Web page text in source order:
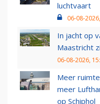
luchtvaart
06-08-
In jacht op
Maastricht
06-08-2026,
Meer
meer
op Schiphol